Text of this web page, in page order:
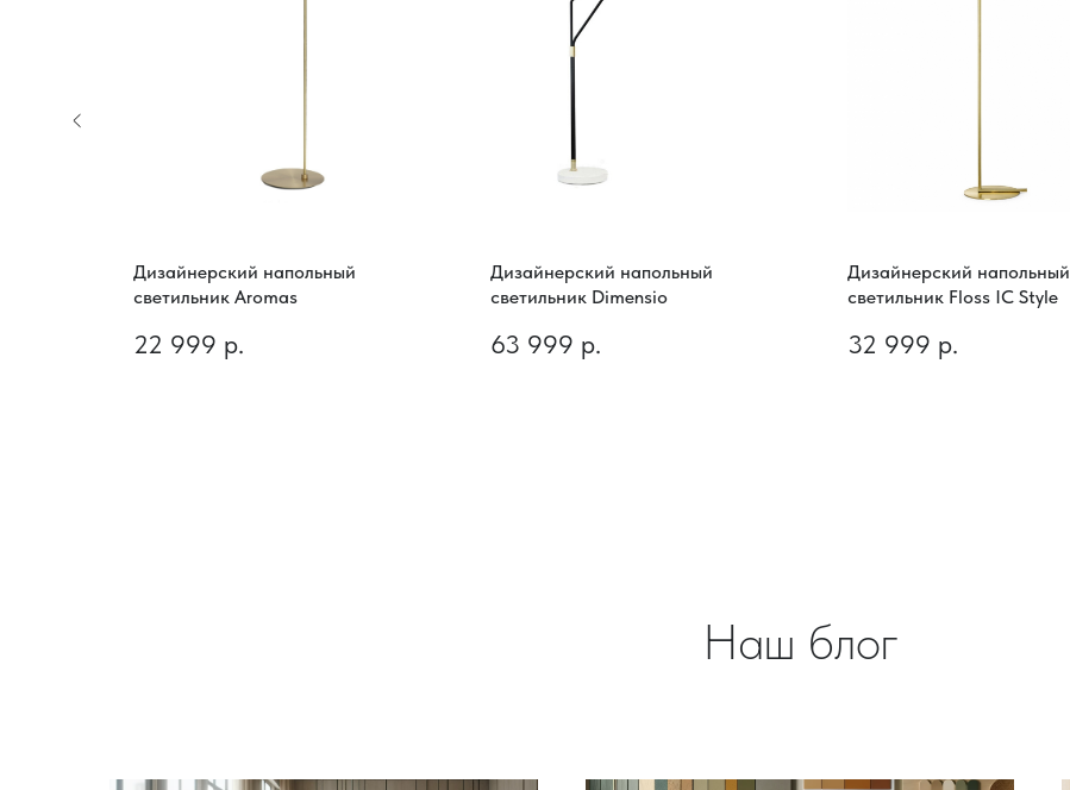
Дизайнерский напольный
светильник Aromas
22 999 р.
Дизайнерский напольный
светильник Dimensio
63 999 р.
Дизайнерский напольный
светильник Floss IC Style
32 999 р.
Наш блог